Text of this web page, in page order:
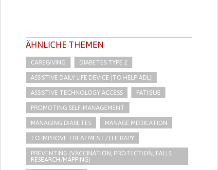
ÄHNLICHE THEMEN
CAREGIVING DIABETES TYPE 2
ASSISTIVE DAILY LIFE DEVICE (TO HELP ADL)
ASSISTIVE TECHNOLOGY ACCESS FATIGUE
PROMOTING SELF-MANAGEMENT
MANAGING DIABETES MANAGE MEDICATION
TO IMPROVE TREATMENT/THERAPY
PREVENTING (VACCINATION, PROTECTION, FALLS,
RESEARCH/MAPPING)